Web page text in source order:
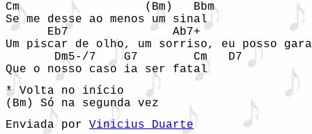
Cm                  (Bm)   Bbm
Se me desse ao menos um sinal
Eb7               Ab7+
Um piscar de olho, um sorriso, eu posso
       Dm5-/7    G7        Cm   D7
Que o nosso caso ia ser fatal
* Volta no início
Enviada por Vinicius Duarte